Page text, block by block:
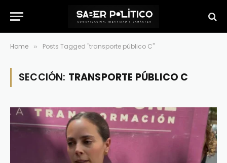
Home » Posts Tagged "transporte público C"
SECCIÓN: TRANSPORTE PÚBLICO C